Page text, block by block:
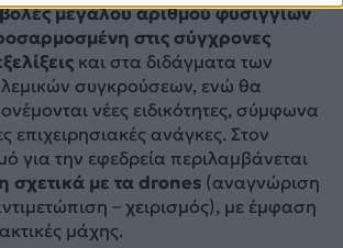
μεγάλου αριθμού φυσιγγίων
στις σύγχρονες
και στα διδάγματα των
συγκρούσεων, ενώ θα
νέες ειδικότητες, σύμφωνα
επιχειρησιακές ανάγκες. Στον
για την εφεδρεία περιλαμβάνεται
σχετικά με τα drones(αναγνώριση
– χειρισμός), με έμφαση
μάχης.